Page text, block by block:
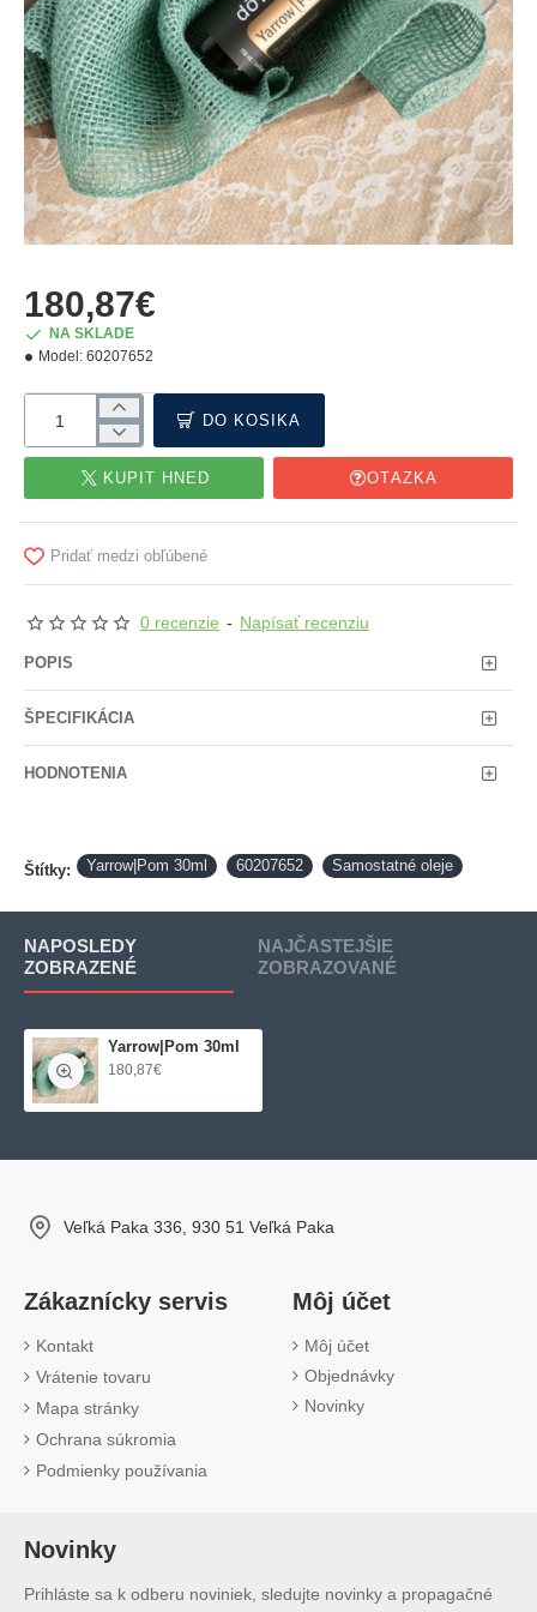
0 recenzie - Napísať recenziu
180,87€
NA SKLADE
Model: 60207652
DO KOŠÍKA
KÚPIŤ HNEĎ OTÁZKA
Pridať medzi obľúbené
POPIS
ŠPECIFIKÁCIA
HODNOTENIA
Štítky: Yarrow|Pom 30ml 60207652 Samostatné oleje
NAPOSLEDY
ZOBRAZENÉ
NAJČASTEJŠIE
ZOBRAZOVANÉ
Yarrow|Pom 30ml
180,87€
Veľká Paka 336, 930 51 Veľká Paka
Zákaznícky servis
Kontakt
Vrátenie tovaru
Mapa stránky
Ochrana súkromia
Podmienky používania
Môj účet
Môj účet
Objednávky
Novinky
Novinky
Prihláste sa k odberu noviniek, sledujte novinky a propagačné